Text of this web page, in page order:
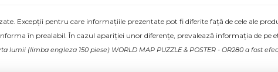
Excepții pentru care informațiile prezentate pot fi diferite față de cele ale
în prealabil. În cazul apariției unor diferențe, prevalează informația de pe
(limba engleza 150 piese) WORLD MAP PUZZLE & POSTER - OR280 a fost